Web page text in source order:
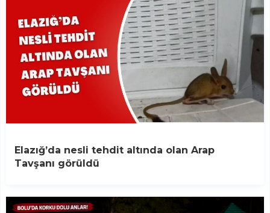
Elazığ’da nesli tehdit altında olan Arap
Tavşanı görüldü